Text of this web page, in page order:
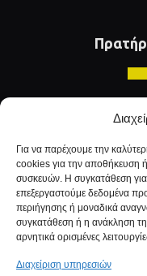
Για να παρέχουμε την
cookies για την αποθήκευση
συσκευών. Η συγκατάθεση για
επεξεργαστούμε δεδομένα
περιήγησης ή μοναδικά
συγκατάθεση ή η ανάκληση
αρνητικά ορισμένες
Διαχείριση υπηρεσιών
Αρχική Καύσιμα